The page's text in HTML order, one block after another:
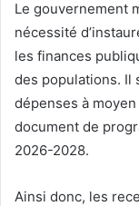
Le gouvernement
nécessité
les finances
des populations. Il
dépenses à
document de
2026-2028.
Ainsi donc, les